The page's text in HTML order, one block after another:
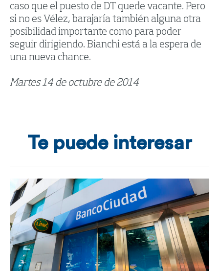
caso que el puesto de DT quede vacante. Pero
si no es Vélez, barajaría también alguna otra
posibilidad importante como para poder
seguir dirigiendo. Bianchi está a la espera de
una nueva chance.
Martes 14 de octubre de 2014
Te puede interesar